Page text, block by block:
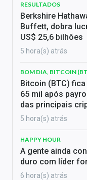
RESULTADOS
Berkshire
Buffett, dobra
US$ 25,6 bilhões
5 hora(s) atrás
BOM DIA, BITCOIN
Bitcoin (BTC)
65 mil após
das principais
5 hora(s) atrás
HAPPY HOUR
A gente ainda
duro com líder
6 hora(s) atrás